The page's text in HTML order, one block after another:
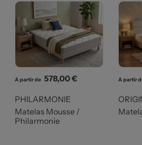
A partir de Prix
578,00 €
PHILARMONIE
Matelas Mousse /
Philarmonie
A partir